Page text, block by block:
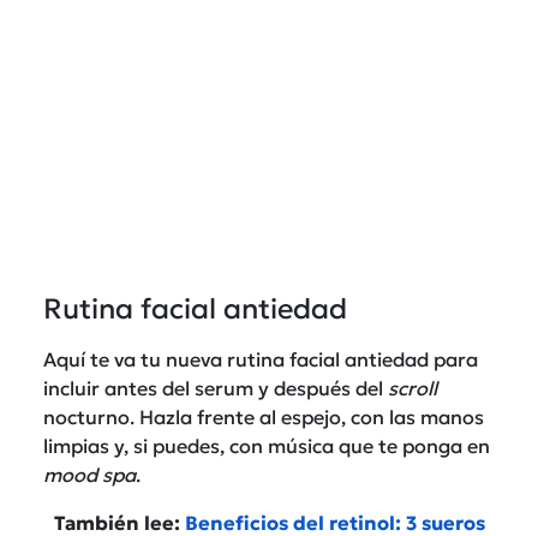
Rutina facial antiedad
Aquí te va tu nueva rutina facial antiedad para
incluir antes del serum y después del scroll
nocturno. Hazla frente al espejo, con las manos
limpias y, si puedes, con música que te ponga en
mood spa.
También lee: Beneficios del retinol: 3 sueros